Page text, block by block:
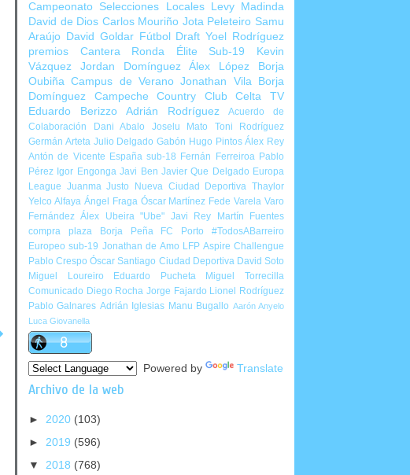
Campeonato Selecciones Locales
Levy Madinda
David de Dios Carlos Mouriño Jota Peleteiro Samu
Araújo David Goldar Fútbol Draft Yoel Rodríguez
premios Cantera
Ronda Élite Sub-19
Kevin
Vázquez
Jordan Domínguez Álex López
Borja
Oubiña Campus de Verano Jonathan Vila
Borja
Domínguez
Campeche Country Club
Celta TV
Eduardo Berizzo
Adrián Rodríguez
Acuerdo de
Colaboración
Dani Abalo Joselu Mato
Toni Rodríguez
Germán Arteta Julio Delgado Gabón Hugo Pintos Álex Rey
Antón de Vicente España sub-18 Fernán Ferreiroa Pablo
Pérez Igor Engonga Javi Ben Javier Que Delgado Europa
League Juanma Justo Nueva Ciudad Deportiva Thaylor
Yelco Alfaya Ángel Fraga Óscar Martínez Fede Varela Varo
Fernández Álex Ubeira "Ube" Javi Rey
Martín Fuentes
compra plaza
Borja Peña FC Porto
#TodosABarreiro
Europeo sub-19 Jonathan de Amo LFP Aspire Challengue
Pablo Crespo Óscar Santiago Ciudad Deportiva David Soto
Miguel Loureiro
Eduardo Pucheta
Miguel Torrecilla
Comunicado Diego Rocha Jorge Fajardo Lionel Rodríguez
Pablo Galnares Adrián Iglesias Manu Bugallo Aarón Anyelo
Luca Giovanella
Powered by Translate
Archivo de la web
► 2020 (103)
► 2019 (596)
▼ 2018 (768)